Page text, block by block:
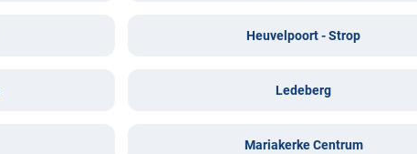
Heuvelpoort - Strop
Ledeberg
Mariakerke Centrum